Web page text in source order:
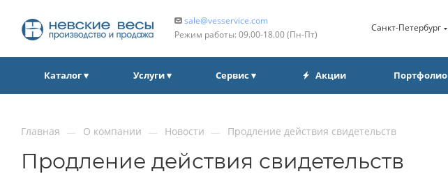
sale@vesservice.com
Режим работы: 09.00‑18.00 (Пн‑Пт)
Санкт-Петербург
Каталог ▾ Услуги ▾ Сервис ▾ Акции Портфолио
Главная — О компании — Новости — Продление действия свидетельств
Продление действия свидетельств